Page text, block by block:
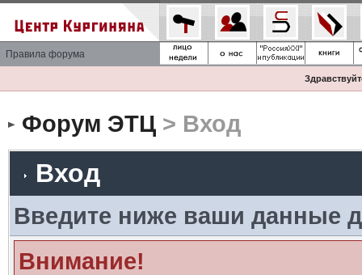
Правила форума
Форум ЭТЦ> Вход
Вход
Введите ниже ваши данные
Внимание!